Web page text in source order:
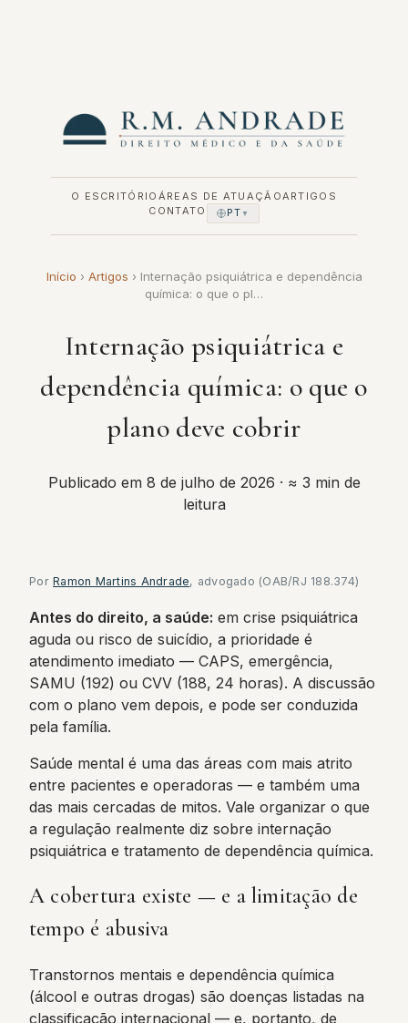
O ESCRITÓRIO ÁREAS DE ATUAÇÃOARTIGOS
CONTATO
PT ▼
Início › Artigos › Internação psiquiátrica e dependência
química: o que o pl…
Internação psiquiátrica e
dependência química: o que o
plano deve cobrir
Publicado em 8 de julho de 2026 · ≈ 3 min de
leitura
Por Ramon Martins Andrade, advogado (OAB/RJ 188.374)
Antes do direito, a saúde: em crise psiquiátrica
aguda ou risco de suicídio, a prioridade é
atendimento imediato — CAPS, emergência,
SAMU (192) ou CVV (188, 24 horas). A discussão
com o plano vem depois, e pode ser conduzida
pela família.
Saúde mental é uma das áreas com mais atrito
entre pacientes e operadoras — e também uma
das mais cercadas de mitos. Vale organizar o que
a regulação realmente diz sobre internação
psiquiátrica e tratamento de dependência química.
A cobertura existe — e a limitação de
tempo é abusiva
Transtornos mentais e dependência química
(álcool e outras drogas) são doenças listadas na
classificação internacional — e, portanto, de